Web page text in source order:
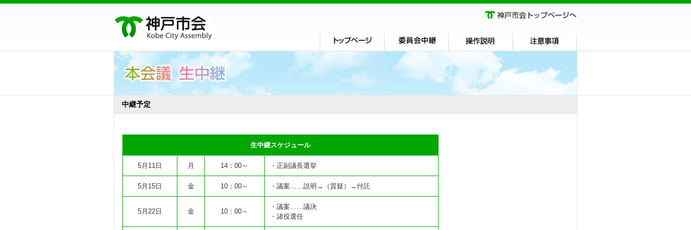
中継予定
生中継スケジュール
5月11日 月 14：00～ ・正副議長選挙
5月15日 金 10：00～ ・議案……説明→（質疑）→付託
5月22日 金 10：00～
・議案……議決
・諸役選任